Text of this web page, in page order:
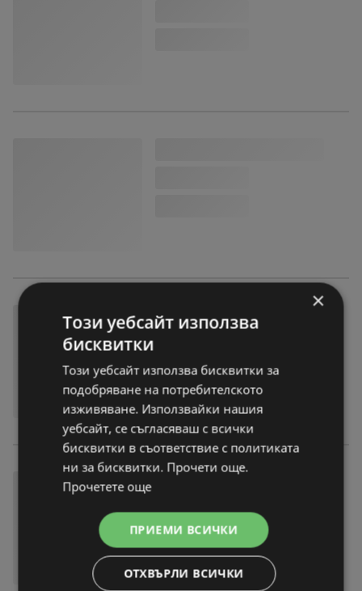
×
Този уебсайт използва
бисквитки
Този уебсайт използва бисквитки за
подобряване на потребителското
изживяване. Използвайки нашия
уебсайт, се съгласяваш с всички
бисквитки в съответствие с политиката
ни за бисквитки. Прочети още.
Прочетете още
ПРИЕМИ ВСИЧКИ
ОТХВЪРЛИ ВСИЧКИ